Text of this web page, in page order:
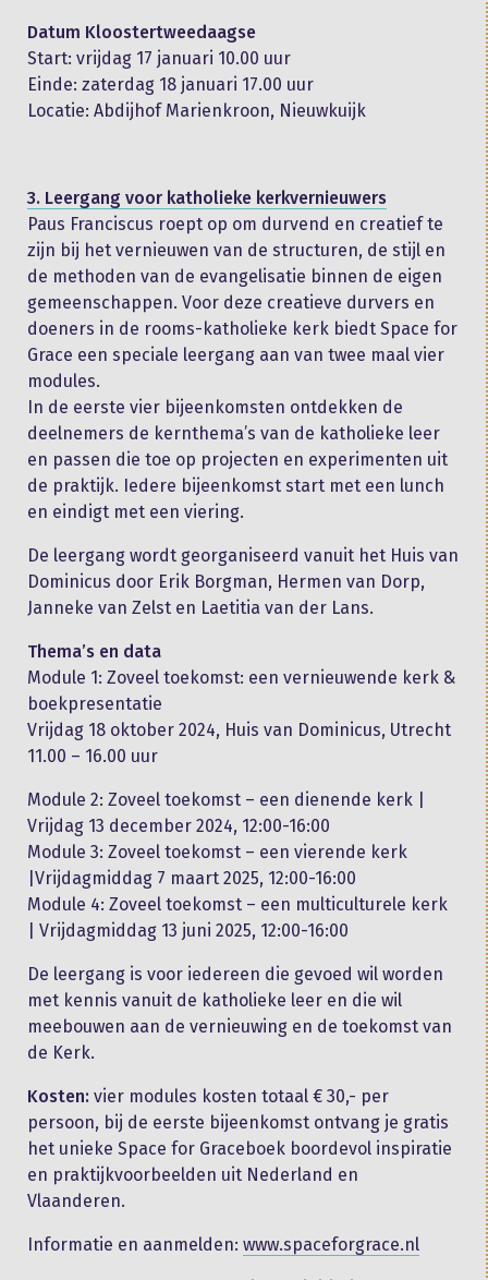
Datum Kloostertweedaagse
Start: vrijdag 17 januari 10.00 uur
Einde: zaterdag 18 januari 17.00 uur
Locatie: Abdijhof Marienkroon, Nieuwkuijk
3. Leergang voor katholieke kerkvernieuwers
Paus Franciscus roept op om durvend en creatief te
zijn bij het vernieuwen van de structuren, de stijl en
de methoden van de evangelisatie binnen de eigen
gemeenschappen. Voor deze creatieve durvers en
doeners in de rooms-katholieke kerk biedt Space for
Grace een speciale leergang aan van twee maal vier
modules.
In de eerste vier bijeenkomsten ontdekken de
deelnemers de kernthema’s van de katholieke leer
en passen die toe op projecten en experimenten uit
de praktijk. Iedere bijeenkomst start met een lunch
en eindigt met een viering.
De leergang wordt georganiseerd vanuit het Huis van
Dominicus door Erik Borgman, Hermen van Dorp,
Janneke van Zelst en Laetitia van der Lans.
Thema’s en data
Module 1: Zoveel toekomst: een vernieuwende kerk &
boekpresentatie
Vrijdag 18 oktober 2024, Huis van Dominicus, Utrecht
11.00 – 16.00 uur
Module 2: Zoveel toekomst – een dienende kerk |
Vrijdag 13 december 2024, 12:00-16:00
Module 3: Zoveel toekomst – een vierende kerk
|Vrijdagmiddag 7 maart 2025, 12:00-16:00
Module 4: Zoveel toekomst – een multiculturele kerk
| Vrijdagmiddag 13 juni 2025, 12:00-16:00
De leergang is voor iedereen die gevoed wil worden
met kennis vanuit de katholieke leer en die wil
meebouwen aan de vernieuwing en de toekomst van
de Kerk.
Kosten: vier modules kosten totaal € 30,- per
persoon, bij de eerste bijeenkomst ontvang je gratis
het unieke Space for Graceboek boordevol inspiratie
en praktijkvoorbeelden uit Nederland en
Vlaanderen.
Informatie en aanmelden: www.spaceforgrace.nl